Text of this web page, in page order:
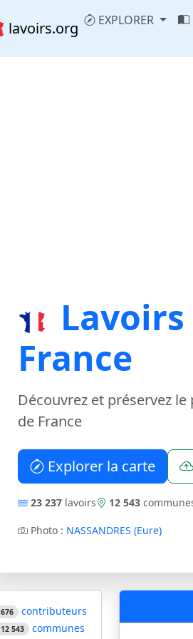
lavoirs.org EXPLORER
Lavoirs
France
Découvrez et préservez
de France
Explorer la carte
23 237 lavoirs 12 543
Photo : NASSANDRES (Eure)
676 contributeurs
12 543 communes